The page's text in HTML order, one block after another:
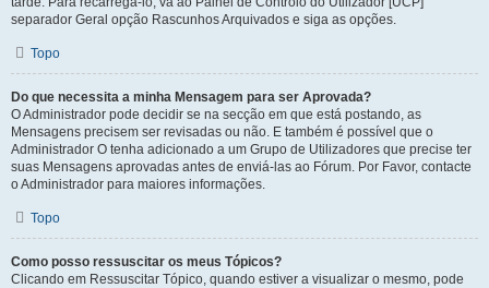
separador Geral opção Rascunhos Arquivados e siga as opções.
Topo
Do que necessita a minha Mensagem para ser Aprovada?
O Administrador pode decidir se na secção em que está postando, as
Mensagens precisem ser revisadas ou não. E também é possível que o
Administrador O tenha adicionado a um Grupo de Utilizadores que precise ter
suas Mensagens aprovadas antes de enviá-las ao Fórum. Por Favor, contacte
o Administrador para maiores informações.
Topo
Como posso ressuscitar os meus Tópicos?
Clicando em Ressuscitar Tópico, quando estiver a visualizar o mesmo, pode